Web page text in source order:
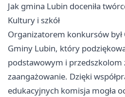
Jak gmina Lubin doceniła
Kultury i szkół
Organizatorem konkursów
Gminy Lubin, który
podstawowym i przedszkolom
zaangażowanie. Dzięki
edukacyjnych komisja mogła